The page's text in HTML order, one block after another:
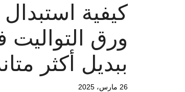
كيفية
ورق
ببديل أكثر
26 مارس، 2025